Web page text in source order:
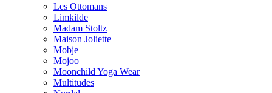
Les Ottomans
Limkilde
Madam Stoltz
Maison Joliette
Mobje
Mojoo
Moonchild Yoga Wear
Multitudes